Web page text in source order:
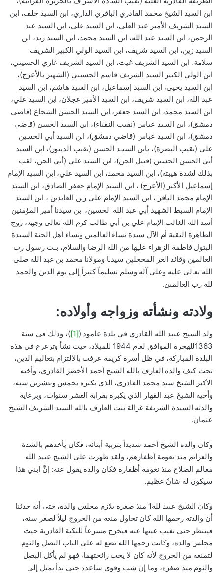
ابن السيد الشيخ محمد القادري الباقري الداري، ابن السيد خلف، ابن
السيد الشريف الأمير عبد العلي، ابن السيد علي، ابن السيد عبد
الرحمن، ابن السيد عبد الله، ابن السيد محمد، ابن السيد زيد، ابن
السيد زين، ابن السيد شريف، ابن السيد الولي الكبير الشريف
سلامة، ابن السيد الشريف غيث، ابن السيد الشريف غازي الحسيني،
ابن الولي الكبير السيد الشريف قاسم الحسيني (الشهير بالأعرج)،
ابن السيد يحيى، ابن السيد إسماعيل، ابن السيد هاشم، ابن السيد
عبد الله، ابن السيد شريف، ابن السيد الأمير عجلان، ابن السيد علي،
ابن السيد محمد، ابن السيد جعفر، ابن السيد الحسن الشجاع (قاضي
دمشق)، ابن السيد عباس (نقيب النقباء)، ابن السيد الحسن (قاضي
دمشق)، ابن السيد عباس (قاضي دمشق)، ابن السيد أبي الحسين
علي (نقيب البصرة)، بابن السيـد الحسن (نقيب الدينور)، ابن السيد
أبي الحسن الحسين (قتيل الجن)، ابن السيد علي (أبي الجن، لقب
بذلك لشدة هيبته)، ابن السيد محمد، ابن السيد علي، ابن السيد الإمام
إسماعيل الأكبر (الأعرج) ، ابن السيد الإمام جعفر الصادق، ابن السيد
الإمام محمد الباقر ، ابن السيد الإمام علي زين العابدين ، ابن السيد
الإمام السبط الشهيد أبي عبد الله الحسين، ابن سيدنا أمير المؤمنين
أسد الله الغالب الإمام علي بن أبي طالب كرم الله تعالى وجهه، زوج
الطاهرة النقية أم الآل سيدة نساء العالمين ونساء أهل الجنة السيدة
البتول فاطمة الزهراء عليها من الله الرضا والسلام، بنت رسول رب
العالمين وقائد الغر المحجلين سيدنا ومولانا محمد بن عبد الله صلى
الله تعالى عليه وعلى آله وسلم تسليماً كثيراً إلى يوم الدين والحمد
لله رب العالمين.
ولادته ونشأته وزواجه وأولاده:
ولد الشيخ عبيد الله القادري في بلدة عامودا([1]
)، وذلك في سنة
1363للهجرة الموافق لعام 1944 للميلاد، حيث نشأ وترعرع في هذه
البلدة المباركة، في ظل أسرة كريمة عرفت بالالتزام بتعاليم الدين،
تحت كنف والده العارف بالله الشيخ أحمد الأخضر القادري، وأخيه
الأكبر الشيخ سيد محمد القادري، الذي يكبره بخمس وعشرين سنة،
وأخيه الشيخ عبد القهار الذي يكبره بقرابة العشر سنوات، وبرعاية
والدته السيدة الشريفة غزالة بنت العارف بالله السيد الشريف الشيخ
عثمان.
وكان والده الشيخ أحمد شديداً بتربية أبنائه، فكان يأخذهم بالشدة
والعزائم منذ نعومة أظفارهم، ولقد ظهرت على الشيخ عبيد الله
معالم الصلاح منذ نعومة أظفاره فكان والده يقول عنه: إنَّ ابني هذا
سيكون له شأنٌ عظيم.
وكان الشيخ عبيد لله1 منذ صغره يلازم مجلس والده، حتى أنه حدثنا
أن والدته رحمها الله كان تحاول منعه من الخروج ليلاً لصغر سنه،
فينتظر حتى تغيب عينها عنه فيخرج مسرعاً للتكية القادرية حيث
مجلس والده، وكانت رحمها الله تضع له على الباب البصل والثوم
لتمنعه من الخروج لأنه كان لا يحب رائحتهما، فهو لم يأكل البصل
والثوم منذ صغره، وما إن شب وقوي ساعده حتى بدأ يميل إلى